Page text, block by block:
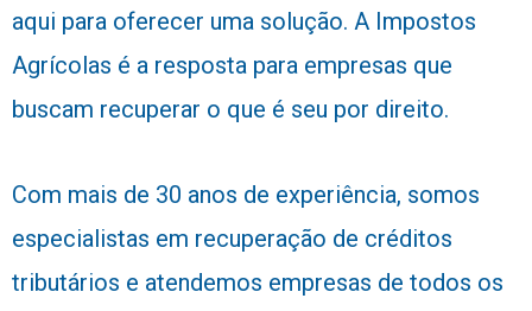
aqui para oferecer uma solução. A Impostos
Agrícolas é a resposta para empresas que
buscam recuperar o que é seu por direito.
Com mais de 30 anos de experiência, somos
especialistas em recuperação de créditos
tributários e atendemos empresas de todos os